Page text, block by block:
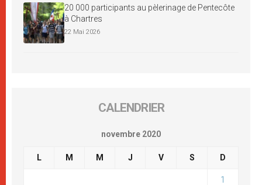
20 000 participants au pèlerinage de Pentecôte
à Chartres
22 Mai 2026
CALENDRIER
novembre 2020
L M M J V S D
1